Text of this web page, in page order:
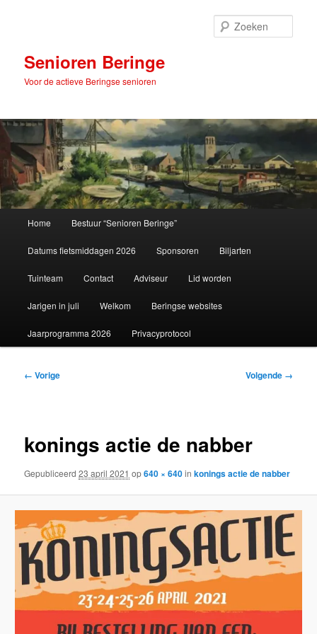
inhoudSenioren Beringe
Voor de actieve Beringse senioren
Home Bestuur “Senioren Beringe”
Datums fietsmiddagen 2026 Sponsoren Biljarten
Tuinteam Contact Adviseur Lid worden
Jarigen in juli Welkom Beringse websites
Jaarprogramma 2026 Privacyprotocol
Afbeeldingsnavigatie
← Vorige Volgende →
konings actie de nabber
Gepubliceerd23 april 2021 op640 × 640inkonings actie de nabber